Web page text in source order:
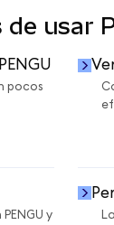
de usar
pocos
y